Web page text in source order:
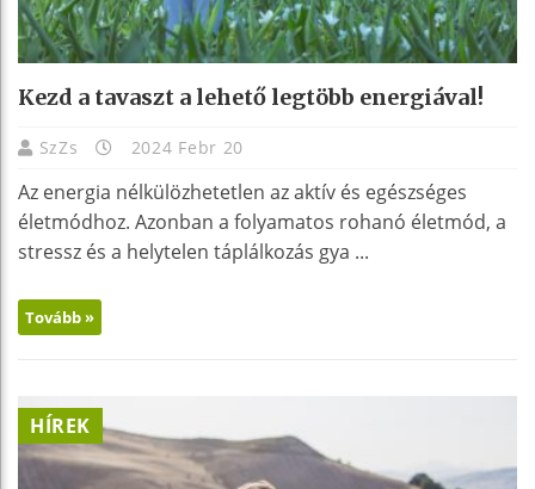
Kezd a tavaszt a lehető legtöbb energiával!
SzZs 2024 Febr 20
Az energia nélkülözhetetlen az aktív és egészséges
életmódhoz. Azonban a folyamatos rohanó életmód, a
stressz és a helytelen táplálkozás gya ...
Tovább »
HÍREK